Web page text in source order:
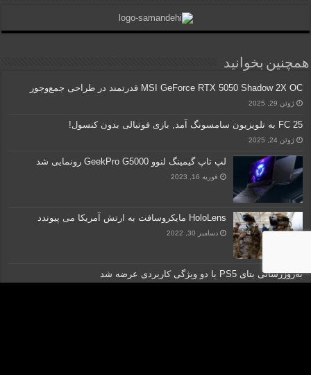
همچنین بخوانید
MSI GeForce RTX 5050 Shadow 2X OC قدرتمند در طراحی جمع‌وجور
ژوئن 29, 2025
FC 25 به تلویزیون‌ سامسونگ آمد, بازی فوتبالی بدون کنسول!
ژوئن 24, 2025
لپ تاپ گیمینگ لنوو GeekPro G5000 رونمایی شد
فوریه 16, 2023
HoloLens مایکروسافت به ارتش آمریکا می پیوندد
دسامبر 30, 2022
به‌روزرسانی بتای PS5 با دو ویژگی کاربردی عرضه شد